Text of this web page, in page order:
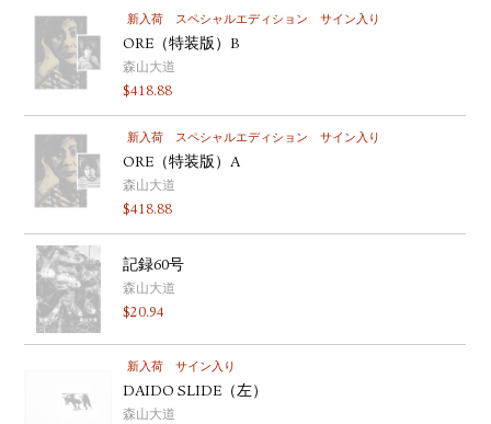
新入荷 スペシャルエディション サイン入り
ORE（特装版）B
森山大道
$418.88
新入荷 スペシャルエディション サイン入り
ORE（特装版）A
森山大道
$418.88
記録60号
森山大道
$20.94
新入荷 サイン入り
DAIDO SLIDE（左）
森山大道